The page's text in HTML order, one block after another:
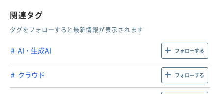
関連タグ
タグをフォローすると最新情報が表示されます
AI・生成AI フォローする
クラウド フォローする